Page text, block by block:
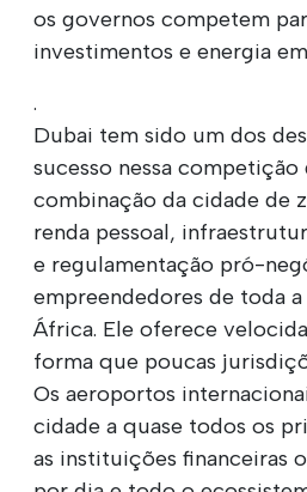
os governos competem
investimentos e energia
.
Dubai tem sido um dos
sucesso nessa competição
combinação da cidade de
renda pessoal,
e regulamentação pró-
empreendedores de toda a
África. Ele oferece
forma que poucas
Os aeroportos
cidade a quase todos os
as instituições financeiras